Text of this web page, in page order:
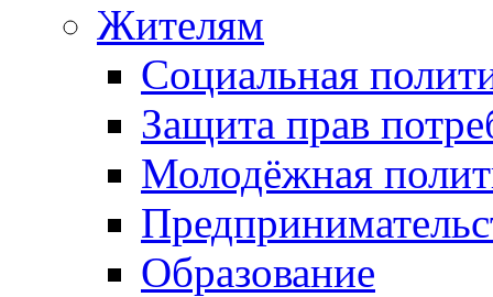
Жителям
Социальная
Защита прав
Молодёжная
Образование